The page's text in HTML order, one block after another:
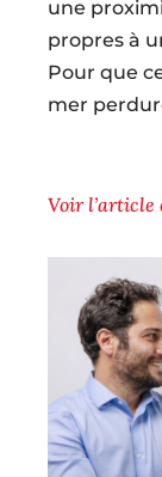
une
propres à
Pour que
mer
Voir l’article